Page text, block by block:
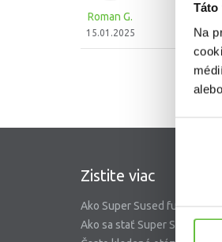
Táto
Na
Výber
Roman G.
15.01.2025
Zistite viac
Ako Super Sused funguje?
Ako sa stať Super Susedom?